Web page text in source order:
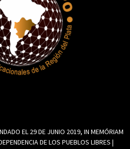
EL 29 DE JUNIO 2019, IN MEMÓRIAM
DE LOS PUEBLOS LIBRES |